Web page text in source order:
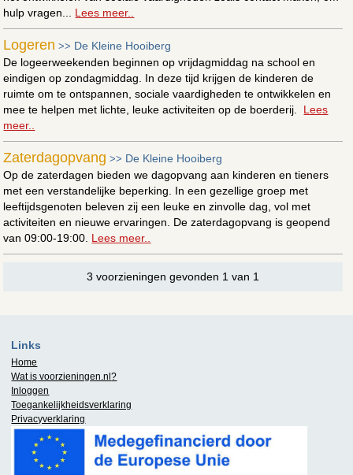
hulp vragen... Lees meer..
Logeren >> De Kleine Hooiberg
De logeerweekenden beginnen op vrijdagmiddag na school en
eindigen op zondagmiddag. In deze tijd krijgen de kinderen de
ruimte om te ontspannen, sociale vaardigheden te ontwikkelen en
mee te helpen met lichte, leuke activiteiten op de boerderij. Lees
meer..
Zaterdagopvang >> De Kleine Hooiberg
Op de zaterdagen bieden we dagopvang aan kinderen en tieners
met een verstandelijke beperking. In een gezellige groep met
leeftijdsgenoten beleven zij een leuke en zinvolle dag, vol met
activiteiten en nieuwe ervaringen. De zaterdagopvang is geopend
van 09:00-19:00. Lees meer..
3 voorzieningen gevonden 1 van 1
Links
Home
Wat is voorzieningen.nl?
Inloggen
Toegankelijkheidsverklaring
Privacyverklaring